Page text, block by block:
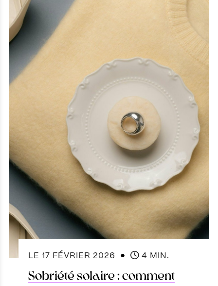
LE 17 FÉVRIER 2026 ● 4 MIN.
Sobriété solaire : comment